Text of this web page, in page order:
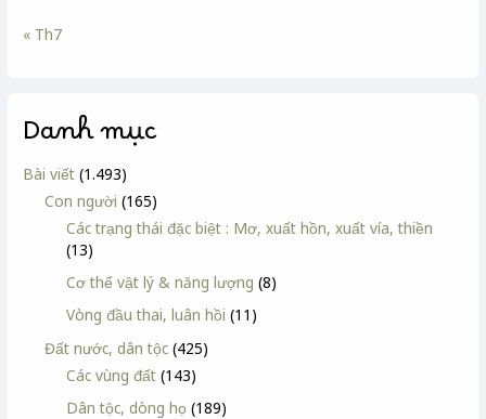
« Th7
Danh mục
Bài viết (1.493)
Con người (165)
Các trạng thái đặc biệt : Mơ, xuất hồn, xuất vía, thiền
(13)
Cơ thể vật lý & năng lượng (8)
Vòng đầu thai, luân hồi (11)
Đất nước, dân tộc (425)
Các vùng đất (143)
Dân tộc, dòng họ (189)